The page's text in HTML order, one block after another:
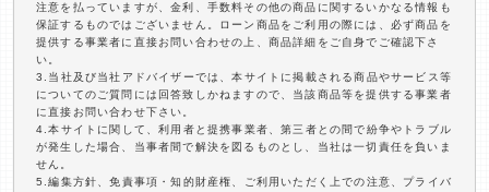
注意を払っていますが、金利、手数料その他の商品に関するいかなる情報も
保証するものではございません。ローン商品をご利用の際には、必ず商品を
提供する事業者に直接お問い合わせの上、商品詳細をご自身でご確認下さ
い。
3.当社及び当社アドバイザーでは、本サイトに掲載される商品やサービス等
についてのご質問には回答致しかねますので、当該商品等を提供する事業者
に直接お問い合わせ下さい。
4.本サイトに関して、利用者と提携事業者、第三者との間で紛争やトラブル
が発生した場合、当事者間で解決を図るものとし、当社は一切責任を負いま
せん。
5.編集方針、免責事項・知的財産権、ご利用いただく上での注意、プライバ